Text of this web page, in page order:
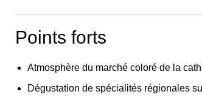
Points forts
Atmosphère du marché coloré de la
Dégustation de spécialités régionales